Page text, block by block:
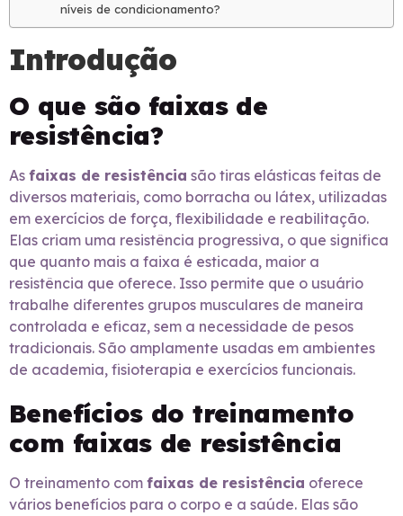
níveis de condicionamento?
Introdução
O que são faixas de
resistência?
As faixas de resistência são tiras elásticas feitas de
diversos materiais, como borracha ou látex, utilizadas
em exercícios de força, flexibilidade e reabilitação.
Elas criam uma resistência progressiva, o que significa
que quanto mais a faixa é esticada, maior a
resistência que oferece. Isso permite que o usuário
trabalhe diferentes grupos musculares de maneira
controlada e eficaz, sem a necessidade de pesos
tradicionais. São amplamente usadas em ambientes
de academia, fisioterapia e exercícios funcionais.
Benefícios do treinamento
com faixas de resistência
O treinamento com faixas de resistência oferece
vários benefícios para o corpo e a saúde. Elas são